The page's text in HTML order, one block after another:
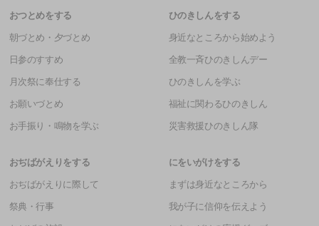
おつとめをする
朝づとめ・夕づとめ
日参のすすめ
月次祭に奉仕する
お願いづとめ
お手振り・鳴物を学ぶ
ひのきしんをする
身近なところから始めよう
全教一斉ひのきしんデー
ひのきしんを学ぶ
福祉に関わるひのきしん
災害救援ひのきしん隊
おぢばがえりをする
おぢばがえりに際して
祭典・行事
にをいがけをする
まずは身近なところから
我が子に信仰を伝えよう